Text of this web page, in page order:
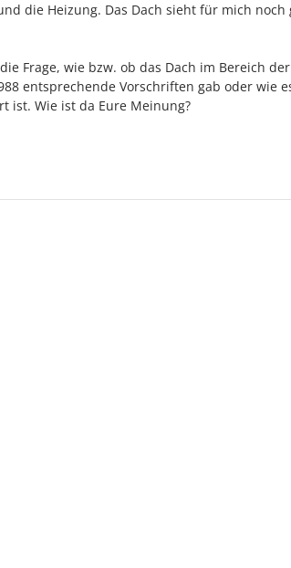
die Heizung. Das Dach sieht für mich noch
Frage, wie bzw. ob das Dach im Bereich
entsprechende Vorschriften gab oder wie
ist. Wie ist da Eure Meinung?